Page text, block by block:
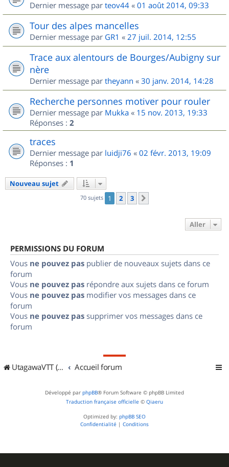
Dernier message par teov44 « 01 août 2014, 09:33
Tour des alpes mancelles
Dernier message par GR1 « 27 juil. 2014, 12:55
Trace aux alentours de Bourges/Aubigny sur
nère
Dernier message par theyann « 30 janv. 2014, 14:28
Recherche personnes motiver pour rouler
Dernier message par Mukka « 15 nov. 2013, 19:33
Réponses : 2
traces
Dernier message par luidji76 « 02 févr. 2013, 19:09
Réponses : 1
Nouveau sujet
70 sujets 1 2 3
Aller
PERMISSIONS DU FORUM
Vous ne pouvez pas publier de nouveaux sujets dans ce
forum
Vous ne pouvez pas répondre aux sujets dans ce forum
Vous ne pouvez pas modifier vos messages dans ce
forum
Vous ne pouvez pas supprimer vos messages dans ce
forum
UtagawaVTT (Randos VTT et VTTAE avec traces GPS) Accueil forum
Développé par phpBB® Forum Software © phpBB Limited
Traduction française officielle © Qiaeru
Optimized by: phpBB SEO
Confidentialité | Conditions